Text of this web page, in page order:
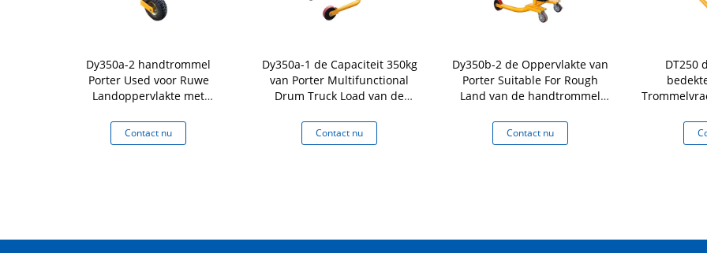
Dy350a-2 handtrommel
Porter Used voor Ruwe
Landoppervlakte met
Gemakkelijke Capaciteit van
de Bewegingslading 350kg
Contact nu
Dy350a-1 de Capaciteit 350kg
van Porter Multifunctional
Drum Truck Load van de
Contact nu
Dy350b-2 de Oppervlakte van
Porter Suitable For Rough
Land van de handtrommel
gemakkelijke Capaciteit van
de Bewegingslading 350Kg
Contact nu
DT250
met